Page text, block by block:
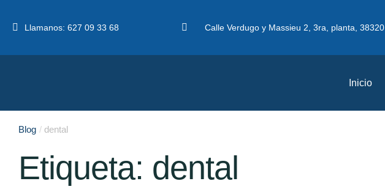
Llamanos: 627 09 33 68 Calle Verdugo y Massieu 2, 3ra, planta, 38320
Inicio
Blog / dental
Etiqueta: dental